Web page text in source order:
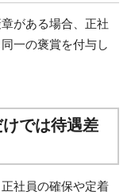
がある場合、正社
一の褒賞を付与し
けでは待遇差
社員の確保や定着